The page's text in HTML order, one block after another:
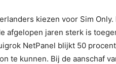
kiezen voor Sim
afgelopen jaren sterk is
NetPanel blijkt 50
te kunnen. Bij de aanschaf